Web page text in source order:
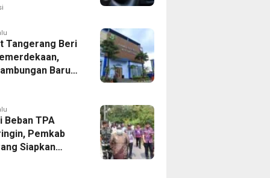
Tangerang Beri
Baru
Dipangkas
Beban TPA
Pemkab
Siapkan
di Tigaraksa